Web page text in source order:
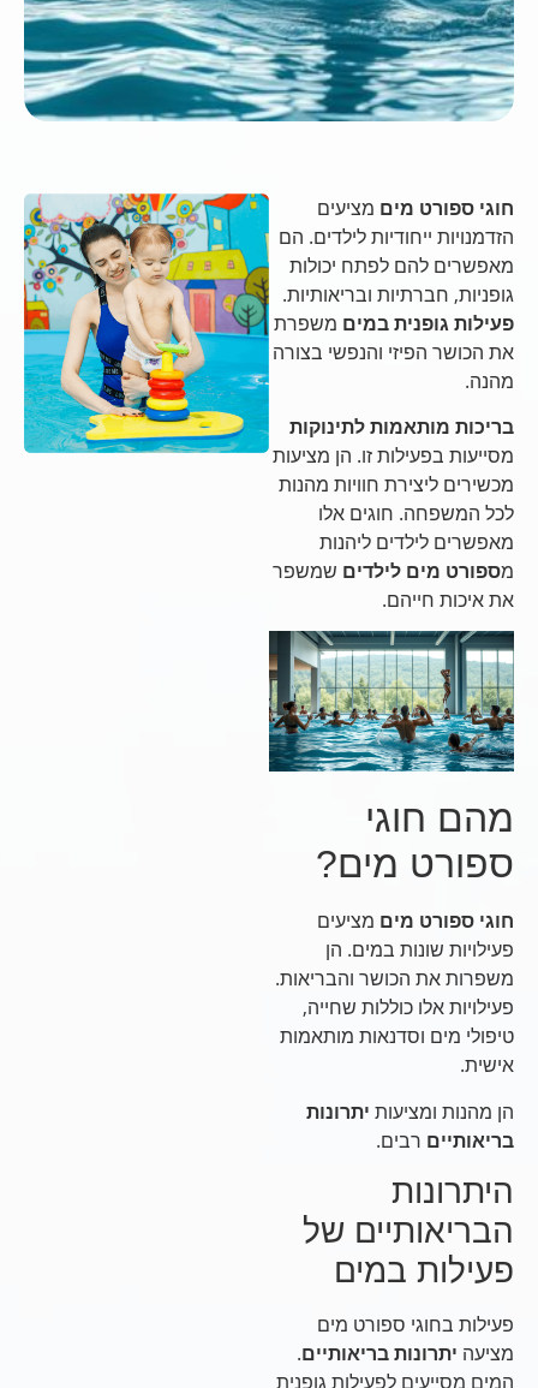
חוגי ספורט מיםמציעים
הזדמנויות ייחודיות לילדים. הם
מאפשרים להם לפתח יכולות
גופניות, חברתיות ובריאותיות.
פעילות גופנית במיםמשפרת
את הכושר הפיזי והנפשי בצורה
מהנה.
בריכות מותאמות לתינוקות
מסייעות בפעילות זו. הן מציעות
מכשירים ליצירת חוויות מהנות
לכל המשפחה. חוגים אלו
מאפשרים לילדים ליהנות
ספורט מים לילדיםשמשפר
את איכות חייהם.
מהם חוגי
ספורט מים?
חוגי ספורט מיםמציעים
פעילויות שונות במים. הן
משפרות את הכושר והבריאות.
פעילויות אלו כוללות שחייה,
טיפולי מים וסדנאות מותאמות
אישית.
הן מהנות ומציעותיתרונות
בריאותייםרבים.
היתרונות
הבריאותיים של
פעילות במים
פעילות בחוגי ספורט מים
מציעהיתרונות בריאותיים.
המים מסייעים לפעילות גופנית